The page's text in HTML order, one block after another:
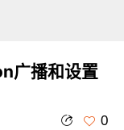
广播和设置
0